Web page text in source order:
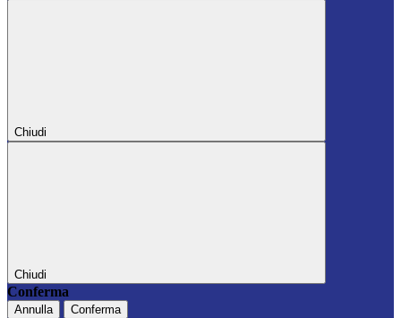
Chiudi
Chiudi
Conferma
Annulla Conferma